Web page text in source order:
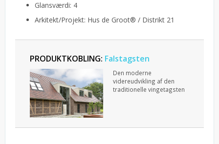
Glansværdi: 4
Arkitekt/Projekt: Hus de Groot® / Distrikt 21
PRODUKTKOBLING: Falstagsten
Den moderne
videreudvikling af den
traditionelle vingetagsten